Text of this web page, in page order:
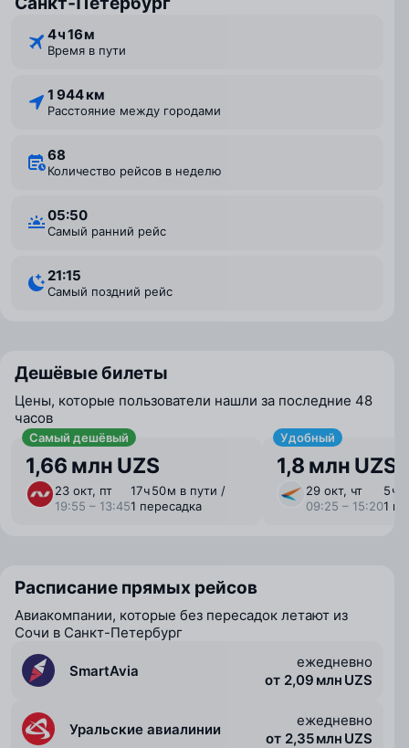
4 ⁠ч 16 ⁠м
Время в пути
1 944 км
Расстояние между городами
68
Количество рейсов в неделю
05:50
Самый ранний рейс
21:15
Самый поздний рейс
Дешёвые билеты
Цены, которые пользователи нашли за последние 48
часов
Самый дешёвый
1,66 млн UZS
23 окт, пт
19:55 – 13:45
17 ⁠ч 50 ⁠м в пути /
1 пересадка
Удобный
1,8 млн UZS
29 окт, чт
09:25 – 15:20
5 ⁠ч
1
Расписание прямых рейсов
Авиакомпании, которые без пересадок летают из
Сочи в Санкт-Петербург
SmartAvia
ежедневно
от 2,09 млн UZS
Уральские авиалинии
ежедневно
от 2,35 млн UZS